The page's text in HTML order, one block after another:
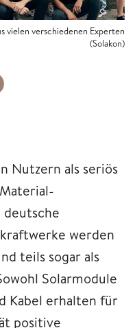
vielen verschiedenen Experten
(Solakon)
Nutzern als seriös
werden
teils sogar als
Solarmodule
Kabel erhalten für
positive